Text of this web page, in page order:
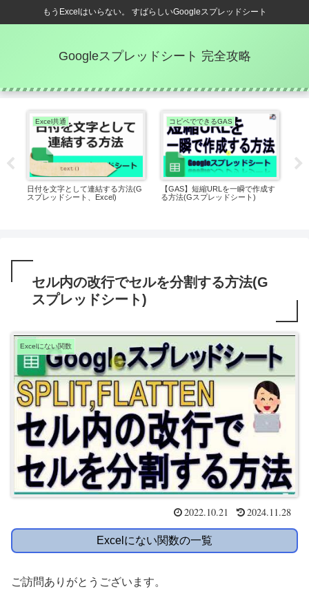
もうExcelはいらない。 すばらしいGoogleスプレッドシート
Googleスプレッドシート 完全攻略
Excel共通
日付を文字として連結する方法(G
スプレッドシート、Excel)
コピペでできるGAS
【GAS】短縮URLを一瞬で作成す
る方法(Gスプレッドシート)
セル内の改行でセルを分割する方法(G
スプレッドシート)
Excelにない関数
2022.10.21 2024.11.28
Excelにない関数の一覧
ご訪問ありがとうございます。